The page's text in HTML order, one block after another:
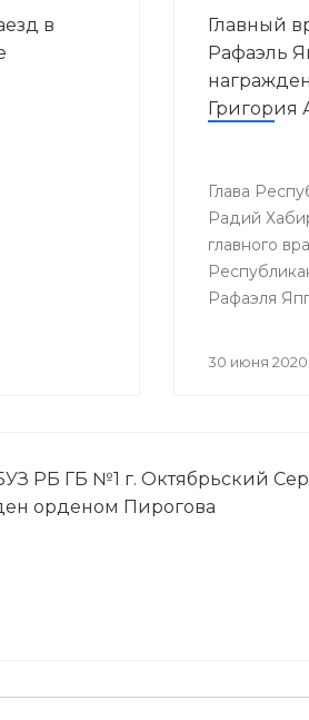
в
Главный
Рафаэль
Григория
Глава
Радий
главного
Рафаэля
30 июня 2020
РБ ГБ №1 г. Октябрьский
орденом Пирогова